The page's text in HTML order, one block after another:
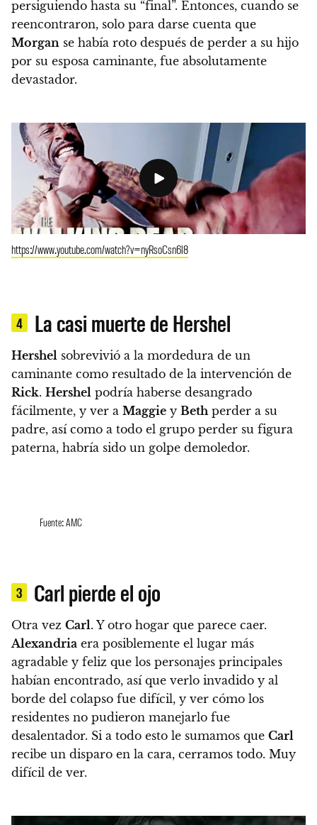
persiguiendo hasta su “final”. Entonces, cuando se
reencontraron, solo para darse cuenta que
Morgan se había roto después de perder a su hijo
por su esposa caminante, fue absolutamente
devastador.
https://www.youtube.com/watch?v=nyRsoCsn6l8
4 La casi muerte de Hershel
Hershel sobrevivió a la mordedura de un
caminante como resultado de la intervención de
Rick. Hershel podría haberse desangrado
fácilmente, y ver a Maggie y Beth perder a su
padre, así como a todo el grupo perder su figura
paterna, habría sido un golpe demoledor.
Fuente: AMC
3 Carl pierde el ojo
Otra vez Carl. Y otro hogar que parece caer.
Alexandria era posiblemente el lugar más
agradable y feliz que los personajes principales
habían encontrado, así que verlo invadido y al
borde del colapso fue difícil, y ver cómo los
residentes no pudieron manejarlo fue
desalentador. Si a todo esto le sumamos que Carl
recibe un disparo en la cara, cerramos todo. Muy
difícil de ver.